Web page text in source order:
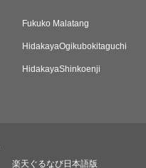
Fukuko Malatang
HidakayaOgikubokitaguchi
HidakayaShinkoenji
楽天ぐるなび日本語版